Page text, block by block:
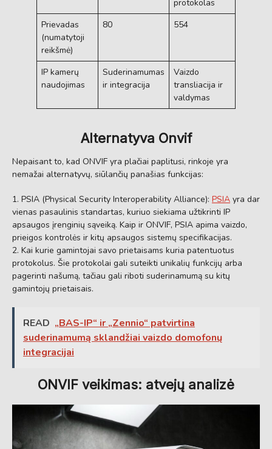
protokolas
Prievadas
(numatytoji
reikšmė)
80 554
IP kamerų
naudojimas
Suderinamumas
ir integracija
Vaizdo
transliacija ir
valdymas
Alternatyva Onvif
Nepaisant to, kad ONVIF yra plačiai paplitusi, rinkoje yra
nemažai alternatyvų, siūlančių panašias funkcijas:
PSIA (Physical Security Interoperability Alliance): PSIA yra dar
vienas pasaulinis standartas, kuriuo siekiama užtikrinti IP
apsaugos įrenginių sąveiką. Kaip ir ONVIF, PSIA apima vaizdo,
prieigos kontrolės ir kitų apsaugos sistemų specifikacijas.
Kai kurie gamintojai savo prietaisams kuria patentuotus
protokolus. Šie protokolai gali suteikti unikalių funkcijų arba
pagerinti našumą, tačiau gali riboti suderinamumą su kitų
gamintojų prietaisais.
READ „BAS-IP“ ir „Zennio“ patvirtina
suderinamumą sklandžiai vaizdo domofonų
integracijai
ONVIF veikimas: atvejų analizė